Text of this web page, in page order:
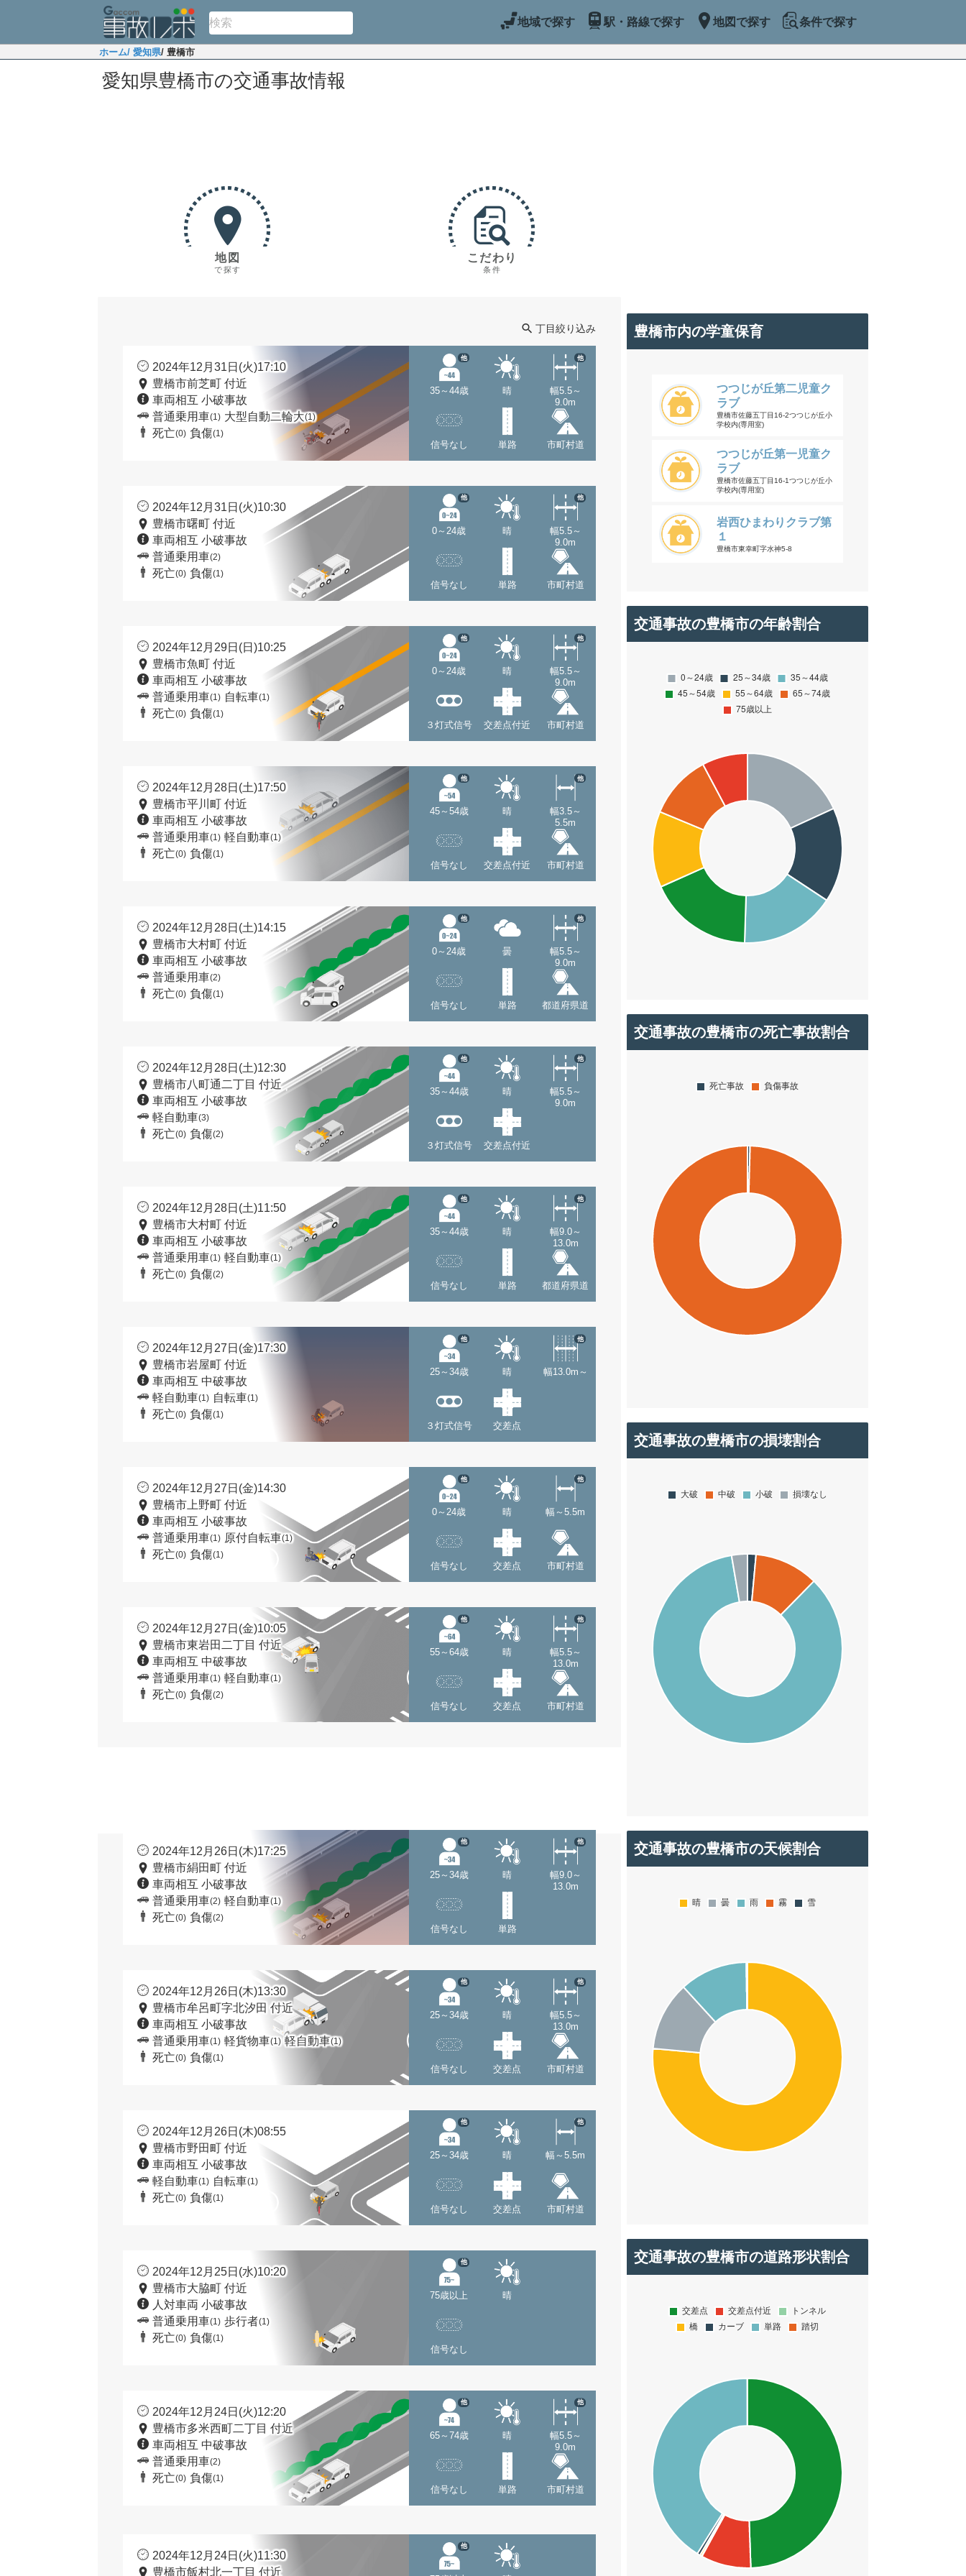
地域で探す 駅・路線で探す 地図で探す 条件で探す
ホーム/ 愛知県/ 豊橋市
愛知県豊橋市の交通事故情報
地図
で探す
こだわり
条件
丁目絞り込み
2024年12月31日(火)17:10
豊橋市前芝町 付近
車両相互 小破事故
普通乗用車(1) 大型自動二輪大(1)
死亡(0) 負傷(1)
35～44歳
他
晴
幅5.5～
9.0m
他
信号なし 単路 市町村道
2024年12月31日(火)10:30
豊橋市曙町 付近
車両相互 小破事故
普通乗用車(2)
死亡(0) 負傷(1)
0～24歳
他
晴
幅5.5～
9.0m
他
信号なし 単路 市町村道
2024年12月29日(日)10:25
豊橋市魚町 付近
車両相互 小破事故
普通乗用車(1) 自転車(1)
死亡(0) 負傷(1)
0～24歳
他
晴
幅5.5～
9.0m
他
３灯式信号 交差点付近 市町村道
2024年12月28日(土)17:50
豊橋市平川町 付近
車両相互 小破事故
普通乗用車(1) 軽自動車(1)
死亡(0) 負傷(1)
45～54歳
他
晴
幅3.5～
5.5m
他
信号なし 交差点付近 市町村道
2024年12月28日(土)14:15
豊橋市大村町 付近
車両相互 小破事故
普通乗用車(2)
死亡(0) 負傷(1)
0～24歳
他
曇
幅5.5～
9.0m
他
信号なし 単路 都道府県道
2024年12月28日(土)12:30
豊橋市八町通二丁目 付近
車両相互 小破事故
軽自動車(3)
死亡(0) 負傷(2)
35～44歳
他
晴
幅5.5～
9.0m
他
３灯式信号 交差点付近
2024年12月28日(土)11:50
豊橋市大村町 付近
車両相互 小破事故
普通乗用車(1) 軽自動車(1)
死亡(0) 負傷(2)
35～44歳
他
晴
幅9.0～
13.0m
他
信号なし 単路 都道府県道
2024年12月27日(金)17:30
豊橋市岩屋町 付近
車両相互 中破事故
軽自動車(1) 自転車(1)
死亡(0) 負傷(1)
25～34歳
他
晴 幅13.0m～
他
３灯式信号 交差点
2024年12月27日(金)14:30
豊橋市上野町 付近
車両相互 小破事故
普通乗用車(1) 原付自転車(1)
死亡(0) 負傷(1)
0～24歳
他
晴 幅～5.5m
他
信号なし 交差点 市町村道
2024年12月27日(金)10:05
豊橋市東岩田二丁目 付近
車両相互 中破事故
普通乗用車(1) 軽自動車(1)
死亡(0) 負傷(2)
55～64歳
他
晴
幅5.5～
13.0m
他
信号なし 交差点 市町村道
2024年12月26日(木)17:25
豊橋市絹田町 付近
車両相互 小破事故
普通乗用車(2) 軽自動車(1)
死亡(0) 負傷(2)
25～34歳
他
晴
幅9.0～
13.0m
他
信号なし 単路
2024年12月26日(木)13:30
豊橋市牟呂町字北汐田 付近
車両相互 小破事故
普通乗用車(1) 軽貨物車(1) 軽自動車(1)
死亡(0) 負傷(1)
25～34歳
他
晴
幅5.5～
13.0m
他
信号なし 交差点 市町村道
2024年12月26日(木)08:55
豊橋市野田町 付近
車両相互 小破事故
軽自動車(1) 自転車(1)
死亡(0) 負傷(1)
25～34歳
他
晴 幅～5.5m
他
信号なし 交差点 市町村道
2024年12月25日(水)10:20
豊橋市大脇町 付近
人対車両 小破事故
普通乗用車(1) 歩行者(1)
死亡(0) 負傷(1)
75歳以上
他
晴
信号なし
2024年12月24日(火)12:20
豊橋市多米西町二丁目 付近
車両相互 中破事故
普通乗用車(2)
死亡(0) 負傷(1)
65～74歳
他
晴
幅5.5～
9.0m
他
信号なし 単路 市町村道
2024年12月24日(火)11:30
豊橋市飯村北一丁目 付近
他
豊橋市内の学童保育
つつじが丘第二児童ク
ラブ
豊橋市佐藤五丁目16-2つつじが丘小
学校内(専用室)
つつじが丘第一児童ク
ラブ
豊橋市佐藤五丁目16-1つつじが丘小
学校内(専用室)
岩西ひまわりクラブ第
１
豊橋市東幸町字水神5-8
交通事故の豊橋市の年齢割合
交通事故の豊橋市の死亡事故割合
交通事故の豊橋市の損壊割合
交通事故の豊橋市の天候割合
交通事故の豊橋市の道路形状割合